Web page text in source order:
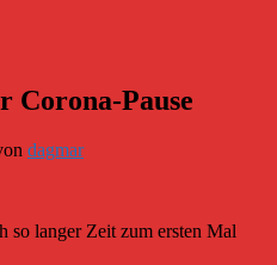
Corona-Pause
dagmar
so langer Zeit zum ersten Mal